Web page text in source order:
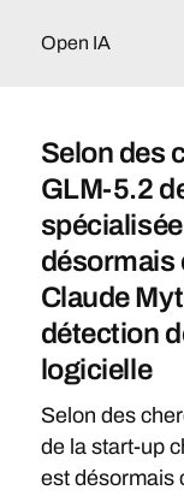
Open IA
Selon des
GLM-5.2
désormais
Claude
détection
logicielle
Selon des
de la start-up
est désormais